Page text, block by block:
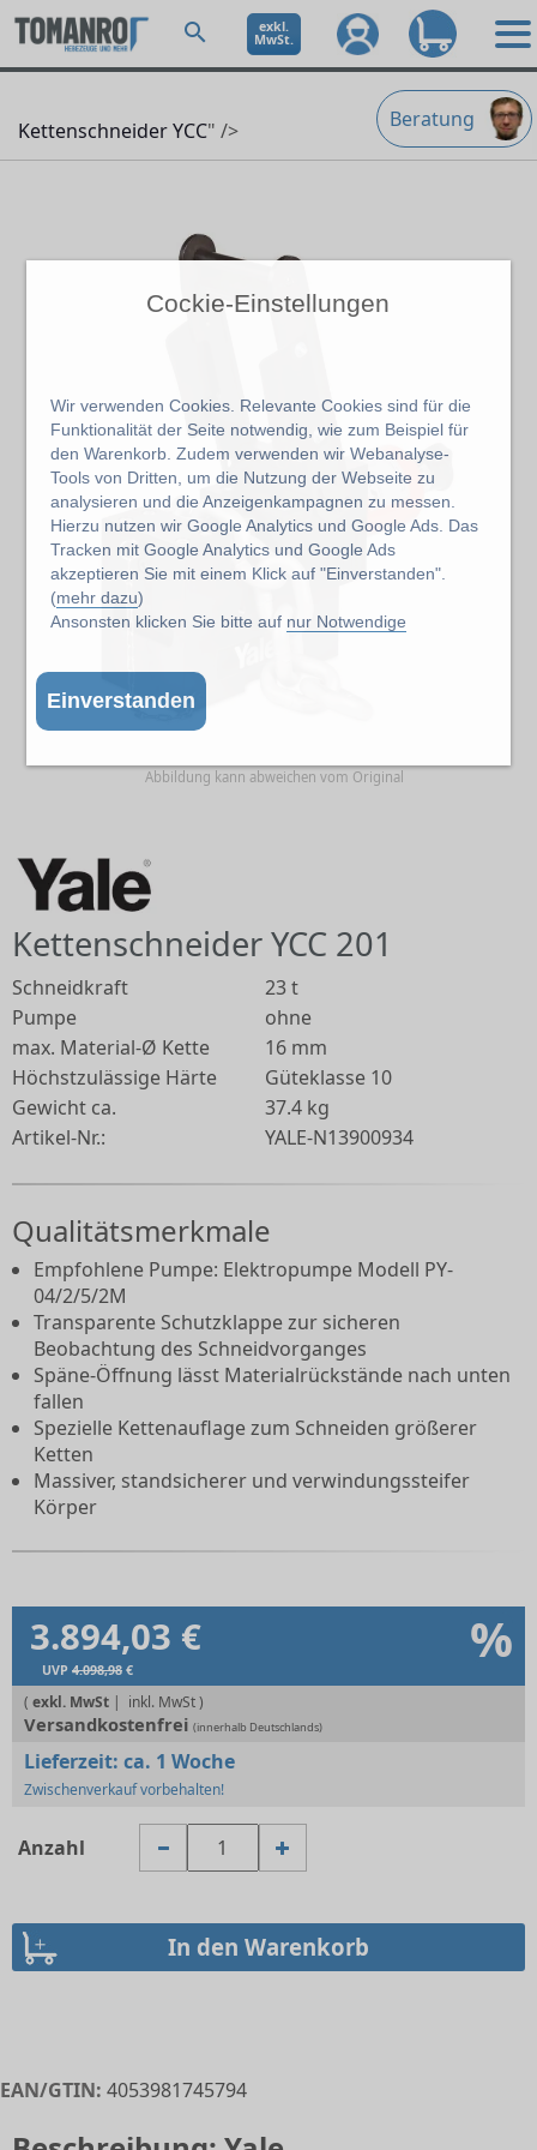
Cockie-Einstellungen
Wir verwenden Cookies. Relevante Cookies sind für die
Funktionalität der Seite notwendig, wie zum Beispiel für
den Warenkorb. Zudem verwenden wir Webanalyse-
Tools von Dritten, um die Nutzung der Webseite zu
analysieren und die Anzeigenkampagnen zu messen.
Hierzu nutzen wir Google Analytics und Google Ads. Das
Tracken mit Google Analytics und Google Ads
akzeptieren Sie mit einem Klick auf "Einverstanden".
(mehr dazu)
Ansonsten klicken Sie bitte auf nur Notwendige
Einverstanden
exkl.
MwSt.
Beratung
Kettenschneider YCC" />
Abbildung kann abweichen vom Original
Kettenschneider YCC 201
Schneidkraft
23 t
Pumpe
ohne
max. Material-Ø Kette
16 mm
Höchstzulässige Härte
Güteklasse 10
Gewicht ca.
37.4 kg
Artikel-Nr.:
YALE-N13900934
Qualitätsmerkmale
Empfohlene Pumpe: Elektropumpe Modell PY-
04/2/5/2M
Transparente Schutzklappe zur sicheren
Beobachtung des Schneidvorganges
Späne-Öffnung lässt Materialrückstände nach unten
fallen
Spezielle Kettenauflage zum Schneiden größerer
Ketten
Massiver, standsicherer und verwindungssteifer
Körper
3.894,03 € %
UVP 4.098,98 €
( exkl. MwSt |
Versandkostenfrei (innerhalb Deutschlands)
Lieferzeit: ca. 1 Woche
Zwischenverkauf vorbehalten!
Anzahl
EAN/GTIN: 4053981745794